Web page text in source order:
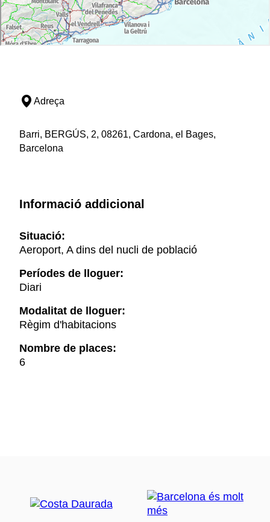
Adreça
Barri, BERGÚS, 2, 08261, Cardona, el Bages,
Barcelona
Informació addicional
Situació:
Aeroport, A dins del nucli de població
Períodes de lloguer:
Diari
Modalitat de lloguer:
Règim d'habitacions
Nombre de places:
6